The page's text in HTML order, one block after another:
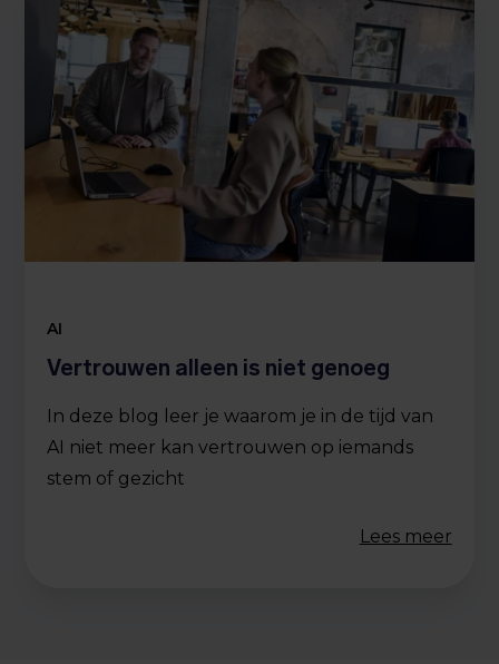
AI
Vertrouwen alleen is niet genoeg
In deze blog leer je waarom je in de tijd van
AI niet meer kan vertrouwen op iemands
stem of gezicht
Lees meer